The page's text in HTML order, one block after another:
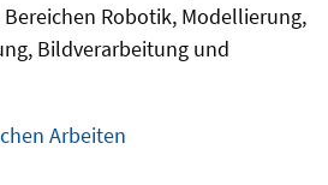
Robotik, Modellierung,
Bildverarbeitung und
Arbeiten